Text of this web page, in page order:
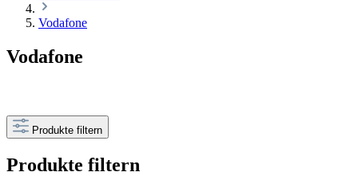
Vodafone
Vodafone
Produkte filtern
Produkte filtern